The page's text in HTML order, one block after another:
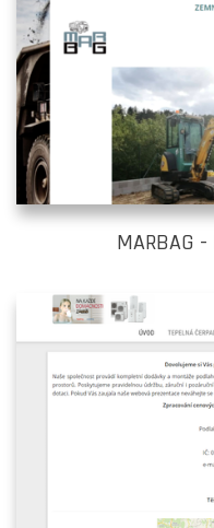
MARBAG -